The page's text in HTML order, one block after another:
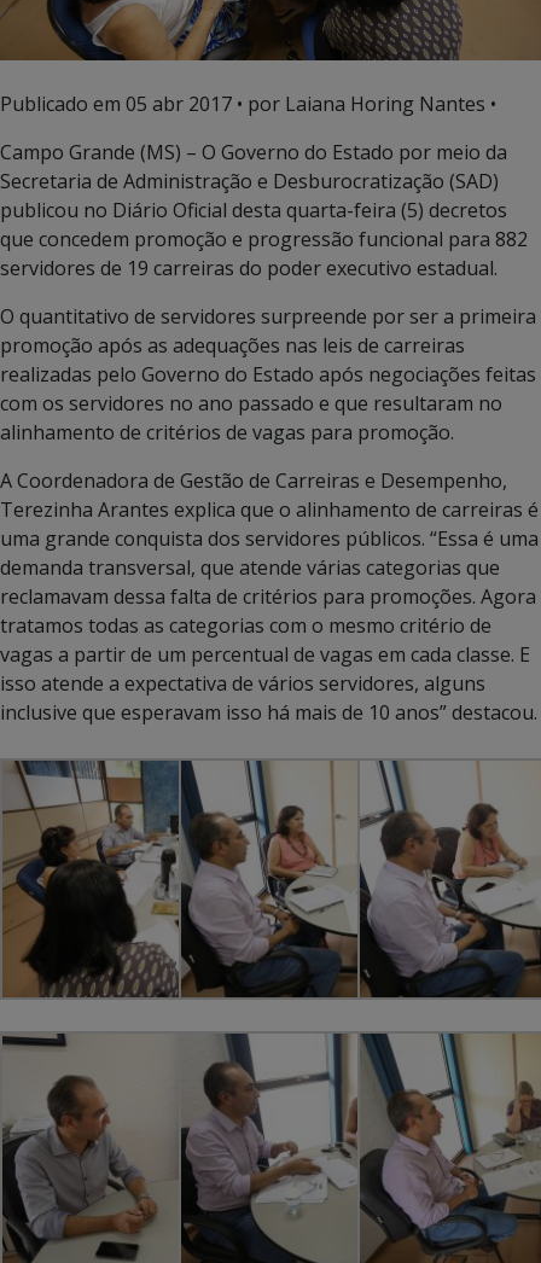
Publicado em 05 abr 2017 • por Laiana Horing Nantes •
Campo Grande (MS) – O Governo do Estado por meio da
Secretaria de Administração e Desburocratização (SAD)
publicou no Diário Oficial desta quarta-feira (5) decretos
que concedem promoção e progressão funcional para 882
servidores de 19 carreiras do poder executivo estadual.
O quantitativo de servidores surpreende por ser a primeira
promoção após as adequações nas leis de carreiras
realizadas pelo Governo do Estado após negociações feitas
com os servidores no ano passado e que resultaram no
alinhamento de critérios de vagas para promoção.
A Coordenadora de Gestão de Carreiras e Desempenho,
Terezinha Arantes explica que o alinhamento de carreiras é
uma grande conquista dos servidores públicos. “Essa é uma
demanda transversal, que atende várias categorias que
reclamavam dessa falta de critérios para promoções. Agora
tratamos todas as categorias com o mesmo critério de
vagas a partir de um percentual de vagas em cada classe. E
isso atende a expectativa de vários servidores, alguns
inclusive que esperavam isso há mais de 10 anos” destacou.